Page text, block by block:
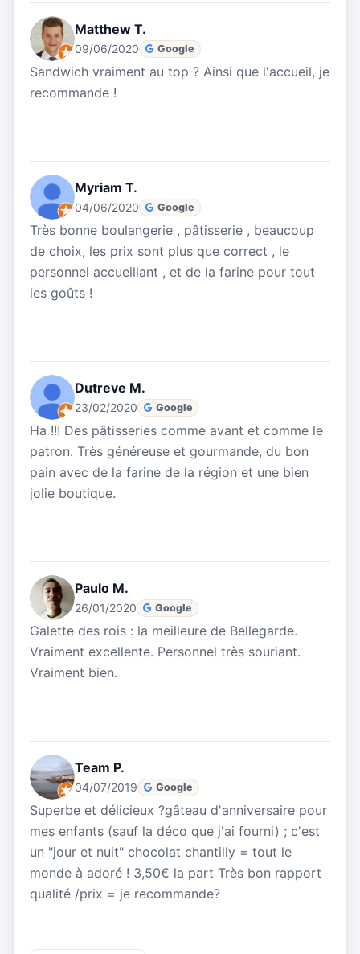
Matthew T.
09/06/2020 Google
Sandwich vraiment au top ? Ainsi que l'accueil, je
recommande !
Myriam T.
04/06/2020 Google
Très bonne boulangerie , pâtisserie , beaucoup
de choix, les prix sont plus que correct , le
personnel accueillant , et de la farine pour tout
les goûts !
Dutreve M.
23/02/2020 Google
Ha !!! Des pâtisseries comme avant et comme le
patron. Très généreuse et gourmande, du bon
pain avec de la farine de la région et une bien
jolie boutique.
Paulo M.
26/01/2020 Google
Galette des rois : la meilleure de Bellegarde.
Vraiment excellente. Personnel très souriant.
Vraiment bien.
Team P.
04/07/2019 Google
Superbe et délicieux ?gâteau d'anniversaire pour
mes enfants (sauf la déco que j'ai fourni) ; c'est
un "jour et nuit" chocolat chantilly = tout le
monde à adoré ! 3,50€ la part Très bon rapport
qualité /prix = je recommande?